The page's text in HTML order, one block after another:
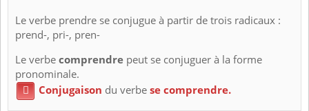
Le verbe prendre se conjugue à partir de trois radicaux :
prend-, pri-, pren-
Le verbecomprendre peut se conjuguer à la forme
pronominale.
 Conjugaison du verbese comprendre.